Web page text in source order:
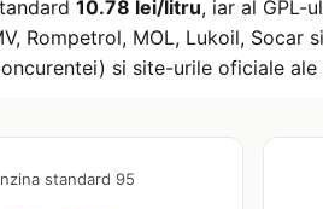
10.78 lei/litru, iar al GPL-
Rompetrol, MOL, Lukoil,
si site-urile oficiale ale
standard 95